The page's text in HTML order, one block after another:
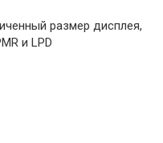
размер дисплея,
и LPD